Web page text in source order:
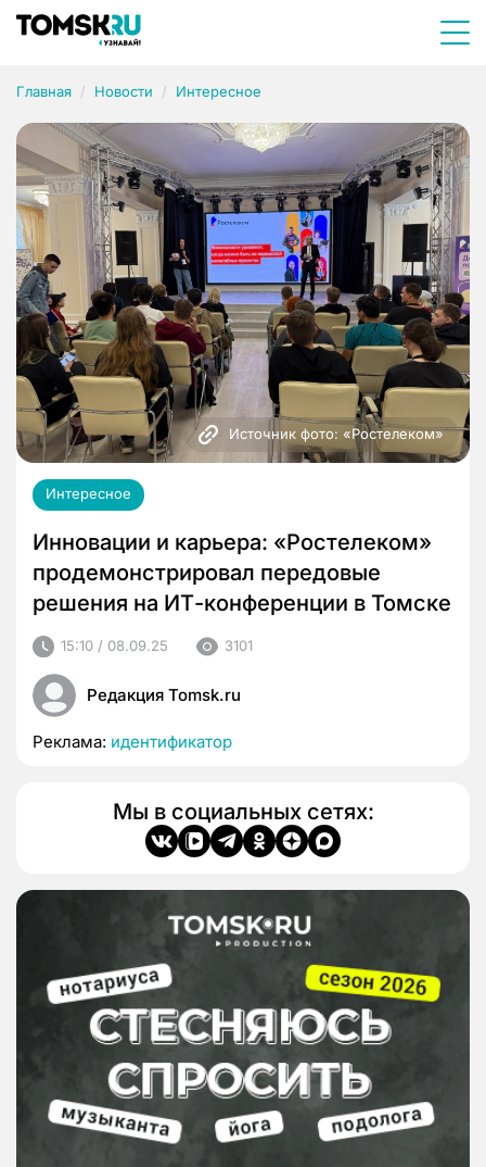
Главная Новости Интересное
Источник фото: «Ростелеком»
Интересное
Инновации и карьера: «Ростелеком»
продемонстрировал передовые
решения на ИТ-конференции в Томске
15:10 / 08.09.25 3101
Редакция Tomsk.ru
Реклама: идентификатор
Мы в социальных сетях: